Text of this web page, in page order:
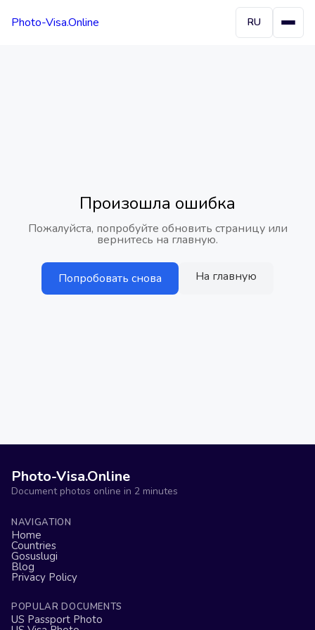
Photo-Visa.Online RU
Произошла ошибка
Пожалуйста, попробуйте обновить страницу или
вернитесь на главную.
Попробовать снова На главную
Photo-Visa.Online
Document photos online in 2 minutes
NAVIGATION
Home
Countries
Gosuslugi
Blog
Privacy Policy
POPULAR DOCUMENTS
US Passport Photo